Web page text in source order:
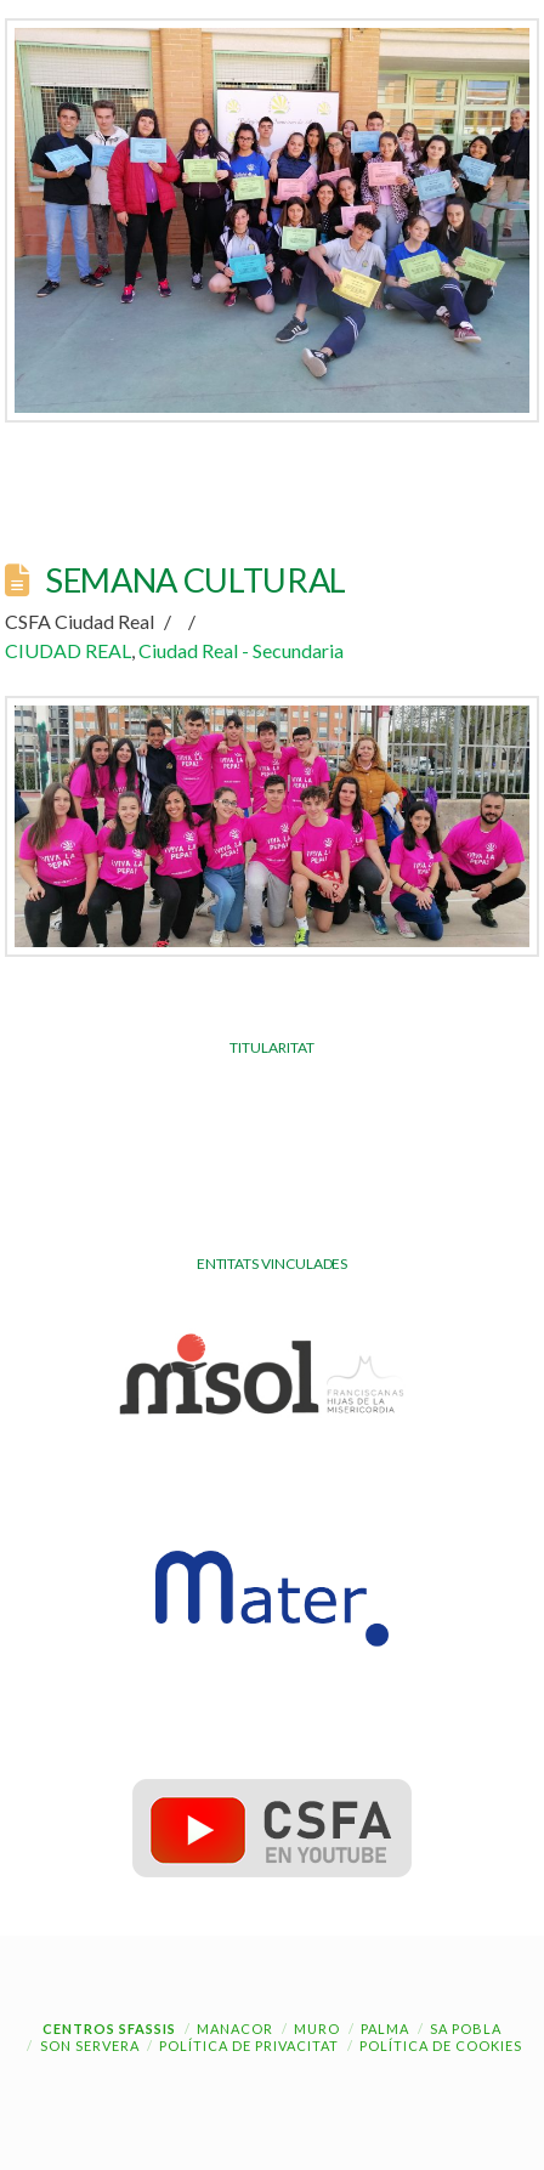
SEMANA CULTURAL
CSFA Ciudad Real
CIUDAD REAL,Ciudad Real - Secundaria
TITULARITAT
ENTITATS VINCULADES
CENTROS SFASSIS MANACOR MURO PALMA
SA POBLA
SON SERVERA
POLÍTICA DE PRIVACITAT POLÍTICA DE COOKIES